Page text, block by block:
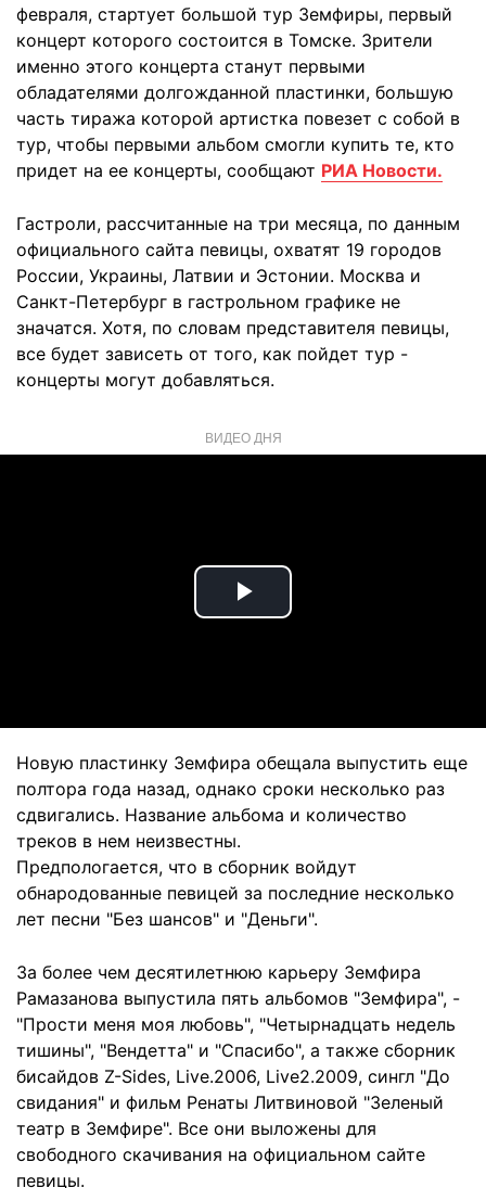
февраля, стартует большой тур Земфиры, первый
концерт которого состоится в Томске. Зрители
именно этого концерта станут первыми
обладателями долгожданной пластинки, большую
часть тиража которой артистка повезет с собой в
тур, чтобы первыми альбом смогли купить те, кто
придет на ее концерты, сообщают РИА Новости.
Гастроли, рассчитанные на три месяца, по данным
официального сайта певицы, охватят 19 городов
России, Украины, Латвии и Эстонии. Москва и
Санкт-Петербург в гастрольном графике не
значатся. Хотя, по словам представителя певицы,
все будет зависеть от того, как пойдет тур -
концерты могут добавляться.
ВИДЕО ДНЯ
Play
Новую пластинку Земфира обещала выпустить еще
полтора года назад, однако сроки несколько раз
сдвигались. Название альбома и количество
треков в нем неизвестны.
Предпологается, что в сборник войдут
обнародованные певицей за последние несколько
лет песни "Без шансов" и "Деньги".
За более чем десятилетнюю карьеру Земфира
Рамазанова выпустила пять альбомов "Земфира", -
"Прости меня моя любовь", "Четырнадцать недель
тишины", "Вендетта" и "Спасибо", а также сборник
бисайдов Z-Sides, Live.2006, Live2.2009, сингл "До
свидания" и фильм Ренаты Литвиновой "Зеленый
театр в Земфире". Все они выложены для
свободного скачивания на официальном сайте
певицы.